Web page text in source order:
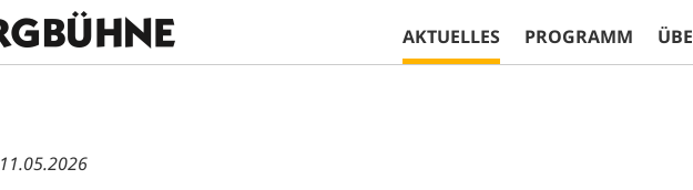
AKTUELLES PROGRAMM
11.05.2026